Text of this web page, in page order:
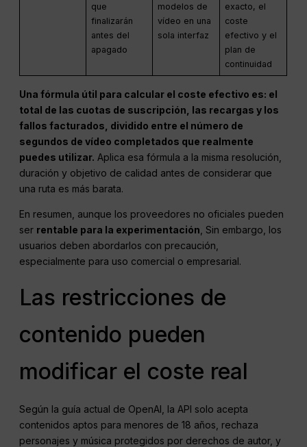
que
finalizarán
antes del
apagado
modelos de
vídeo en una
sola interfaz
exacto, el
coste
efectivo y el
plan de
continuidad
Una fórmula útil para calcular el coste efectivo es: el
total de las cuotas de suscripción, las recargas y los
fallos facturados, dividido entre el número de
segundos de vídeo completados que realmente
puedes utilizar. Aplica esa fórmula a la misma resolución,
duración y objetivo de calidad antes de considerar que
una ruta es más barata.
En resumen, aunque los proveedores no oficiales pueden
ser rentable para la experimentación , Sin embargo, los
usuarios deben abordarlos con precaución,
especialmente para uso comercial o empresarial.
Las restricciones de
contenido pueden
modificar el coste real
Según la guía actual de OpenAI, la API solo acepta
contenidos aptos para menores de 18 años, rechaza
personajes y música protegidos por derechos de autor, y